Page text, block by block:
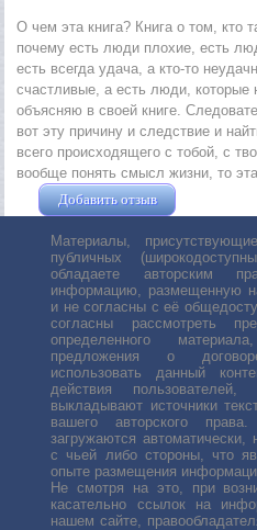
О чем эта книга? Книга о том, кто
почему есть люди плохие, есть
есть всегда удача, а кто-то
счастливые, а есть люди,
объясняю в своей книге.
вот эту причину и следствие и
всего происходящего с тобой, с
вообще понять смысл жизни, то
Добавить отзыв
Материалы,
публичных
обладаете авторским
информацию, размещенную
и не согласны с её
согласны рассмотреть
определенного
предложения о
использовать данный
действия пользователей,
выкладывают источники
вашего авторского
загружаются автоматически,
с чьей либо стороны, что
опыте размещения
Не смотря на это, при
касательно ссылок на
нашем сайте,